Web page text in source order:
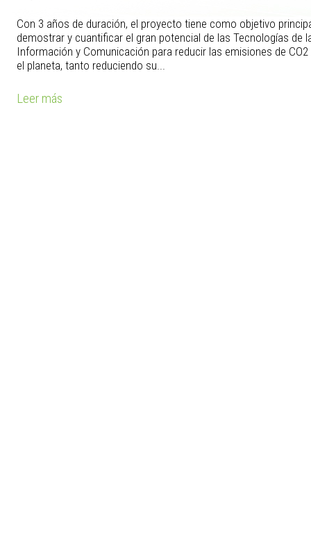
Con 3 años de duración, el proyecto tiene como objetivo
demostrar y cuantificar el gran potencial de las Tecnologías de
Información y Comunicación para reducir las emisiones de CO2
el planeta, tanto reduciendo su...
Leer más